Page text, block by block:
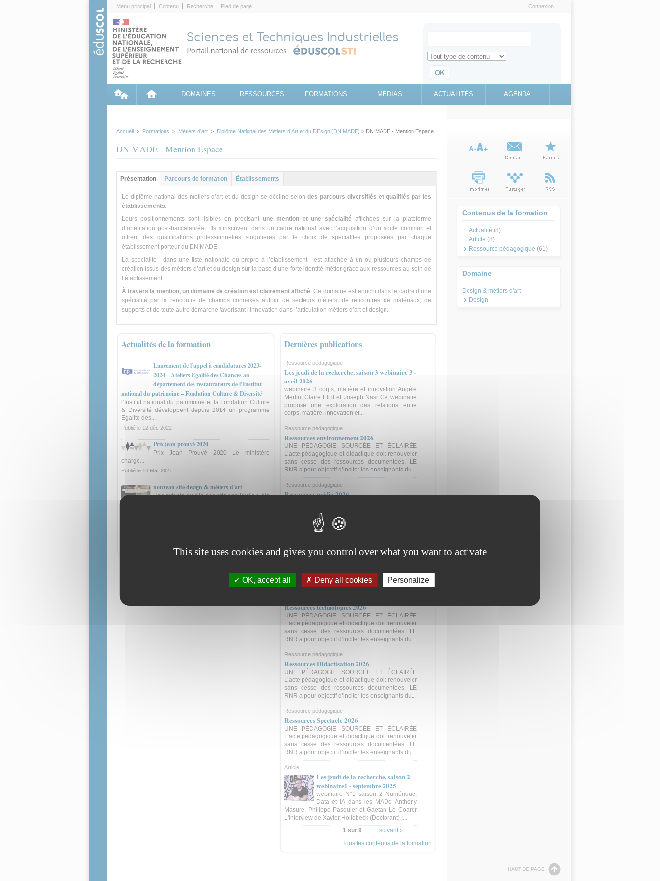
Menu principal Contenu Recherche Pied de page Connexion
Search for
Retrouvez toute l'information sur le site education.gouv.fr
DOMAINES RESSOURCES FORMATIONS MÉDIAS ACTUALITÉS AGENDA
Accueil > Formations > Métiers d'art > Diplôme National des Métiers d’Art et du DEsign (DN MADE) > DN MADE - Mention Espace
DN MADE - Mention Espace
Groupe principal
Présentation (onglet
actif)
Parcours de formation Établissements
Le diplôme national des métiers d’art et du design se décline selon des parcours diversifiés et qualifiés par les
établissements
Leurs positionnements sont lisibles en précisant une mention et une spécialité affichées sur la plateforme
d’orientation post-baccalauréat. Ils s’inscrivent dans un cadre national avec l’acquisition d’un socle commun et
offrent des qualifications professionnelles singulières par le choix de spécialités proposées par chaque
établissement porteur du DN MADE.
La spécialité - dans une liste nationale ou propre à l’établissement - est attachée à un ou plusieurs champs de
création issus des métiers d’art et du design sur la base d’une forte identité métier grâce aux ressources au sein de
l’établissement.
À travers la mention, un domaine de création est clairement affiché . Ce domaine est enrichi dans le cadre d’une
spécialité par la rencontre de champs connexes autour de secteurs métiers, de rencontres de matériaux, de
supports et de toute autre démarche favorisant l’innovation dans l’articulation métiers d’art et design.
Actualités de la formation
Lancement de l’appel à candidatures 2023-
2024 – Ateliers Egalité des Chances au
département des restaurateurs de l’Institut
national du patrimoine – Fondation Culture & Diversité
l’Institut national du patrimoine et la Fondation Culture
& Diversité développent depuis 2014 un programme
Egalité des...
Publié le 12 déc 2022
Prix jean prouvé 2020
Prix Jean Prouvé 2020 Le ministère
chargé...
Publié le 16 Mar 2021
nouveau site design & métiers d'art
Une refonte du site des arts appliqués a été
Dernières publications
Ressource pédagogique
Les jeudi de la recherche, saison 3 webinaire 3 -
avril 2026
webinaire 3 corps, matière et innovation Angèle
Merlin, Claire Eliot et Joseph Nasr Ce webinaire
propose une exploration des relations entre
corps, matière, innovation et...
Ressource pédagogique
Ressources environnement 2026
UNE PÉDAGOGIE SOURCÉE ET ÉCLAIRÉE
L’acte pédagogique et didactique doit renouveler
sans cesse des ressources documentées. LE
RNR a pour objectif d’inciter les enseignants du...
Ressource pédagogique
Ressources média 2026
sans cesse des ressources documentées. LE
RNR a pour objectif d’inciter les enseignants du...
Ressources Arts 2026
UNE PÉDAGOGIE SOURCÉE ET ÉCLAIRÉE
sans cesse des ressources documentées. LE
RNR a pour objectif d’inciter les enseignants du...
Ressources technologies 2026
UNE PÉDAGOGIE SOURCÉE ET ÉCLAIRÉE
L’acte pédagogique et didactique doit renouveler
sans cesse des ressources documentées. LE
RNR a pour objectif d’inciter les enseignants du...
Ressource pédagogique
Ressources Didactisation 2026
UNE PÉDAGOGIE SOURCÉE ET ÉCLAIRÉE
L’acte pédagogique et didactique doit renouveler
sans cesse des ressources documentées. LE
RNR a pour objectif d’inciter les enseignants du...
Ressource pédagogique
Ressources Spectacle 2026
UNE PÉDAGOGIE SOURCÉE ET ÉCLAIRÉE
L’acte pédagogique et didactique doit renouveler
sans cesse des ressources documentées. LE
RNR a pour objectif d’inciter les enseignants du...
Article
Les jeudi de la recherche, saison 2
webinaire1 - septembre 2025
webinaire N°1 saison 2 Numérique,
Data et IA dans les MADe Anthony
Masure, Philippe Pasquier et Gaetan Le Coarer
L'interview de Xavier Hollebeck (Doctorant) :...
1 sur 9
suivant ›
Tous les contenus de la formation
Contenus de la formation
Actualité (8)
Article (8)
Ressource pédagogique (61)
Domaine
Design
HAUT DE PAGE
This site uses cookies and gives you control over what you want to activate
OK, accept all Deny all cookies Personalize